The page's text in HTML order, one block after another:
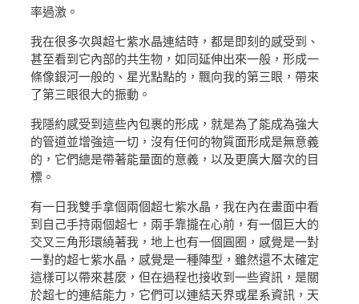
率過激。
我在很多次與超七紫水晶連結時，都是即刻的感受到、
甚至看到它內部的共生物，如同延伸出來一般，形成一
條像銀河一般的、星光點點的，飄向我的第三眼，帶來
了第三眼很大的振動。
我隱約感受到這些內包裹的形成，就是為了能成為強大
的管道並增強這一切，沒有任何的物質面形成是無意義
的，它們總是帶著能量面的意義，以及更廣大層次的目
標。
有一日我雙手拿個兩個超七紫水晶，我在內在畫面中看
到自己手持兩個超七，兩手靠攏在心前，有一個巨大的
交叉三角形環繞著我，地上也有一個圓圈，感覺是一對
一對的超七紫水晶，感覺是一種陣型，雖然還不太確定
這樣可以帶來甚麼，但在過程也接收到一些資訊，是關
於超七的連結能力，它們可以連結天界或星系資訊，天